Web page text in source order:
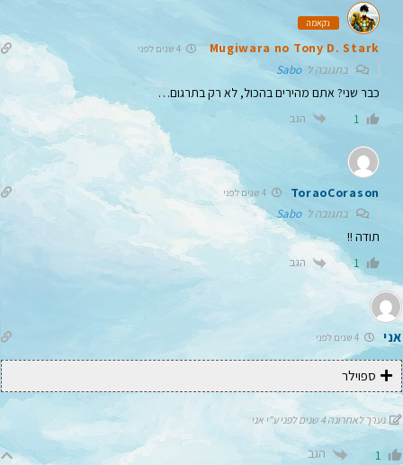
נקאמה
Mugiwara no Tony D. Stark 4 שנים לפני
בתגובה לSabo
כבר שני? אתם מהירים בהכול, לא רק בתרגום…
1 הגב
ToraoCorason 4 שנים לפני
בתגובה לSabo
תודה !!
1 הגב
אני 4 שנים לפני
ספוילר
נערך לאחרונה 4 שנים לפני ע"י אני
1 הגב